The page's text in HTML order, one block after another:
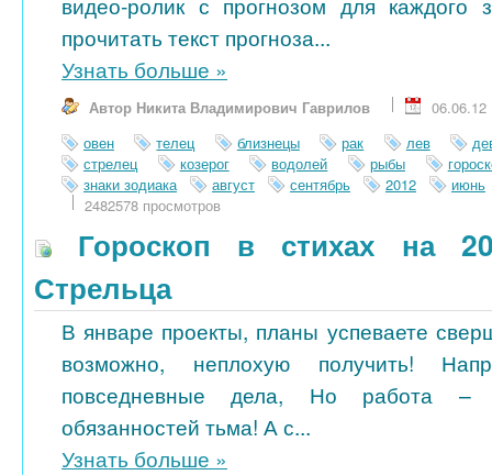
прочитать текст прогноза...
Узнать больше »
Автор Никита Владимирович Гаврилов
06.06.12
овен
телец близнецы рак лев
стрелец
козерог водолей рыбы
знаки зодиака
август сентябрь 2012
июнь
2482578 просмотров
Гороскоп в стихах на
Стрельца
В январе проекты, планы успеваете
возможно, неплохую получить!
повседневные дела, Но работа –
обязанностей тьма! А с...
Узнать больше »